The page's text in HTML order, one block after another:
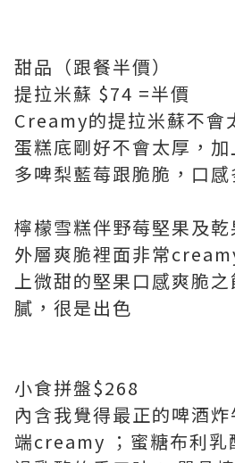
甜品（跟餐半價）
提拉米蘇 $74 =半價
Creamy的提拉米蘇不會
蛋糕底剛好不會太厚，
多啤梨藍莓跟脆脆，口感
檸檬雪糕伴野莓堅果及
外層爽脆裡面非常
上微甜的堅果口感爽脆
膩，很是出色
小食拼盤$268
內含我覺得最正的啤酒
端creamy ；蜜糖布利乳